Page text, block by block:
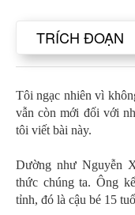
TRÍCH ĐOẠN
Tôi ngạc nhiên vì
vẫn còn mới đối với
tôi viết bài này.
Dường như Nguyễn
thức chúng ta. Ông
tỉnh, đó là cậu bé 15